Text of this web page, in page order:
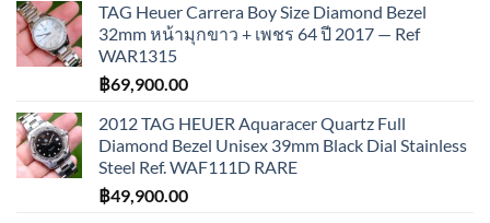
TAG Heuer Carrera Boy Size Diamond Bezel
32mm หน้ามุกขาว + เพชร 64 ปี 2017 — Ref
WAR1315
฿69,900.00
2012 TAG HEUER Aquaracer Quartz Full
Diamond Bezel Unisex 39mm Black Dial Stainless
Steel Ref. WAF111D RARE
฿49,900.00